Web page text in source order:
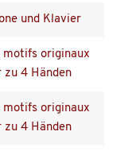
und Klavier
motifs originaux
4 Händen
motifs originaux
4 Händen